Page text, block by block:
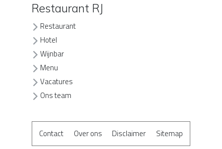
Restaurant RJ
Restaurant
Hotel
Wijnbar
Menu
Vacatures
Ons team
Contact Over ons Disclaimer Sitemap